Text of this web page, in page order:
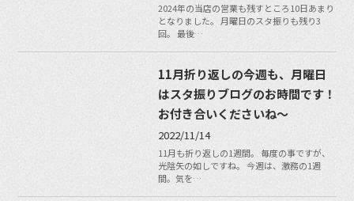
2024年の当店の営業も残すところ10日あまり
となりました。 月曜日のスタ振りも残り3
回。 最後…
11月折り返しの今週も、月曜日
はスタ振りブログのお時間です！
お付き合いくださいね〜
2022/11/14
11月も折り返しの1週間。 毎度の事ですが、
光陰矢の如しですね。 今週は、激務の1週
間。気を…